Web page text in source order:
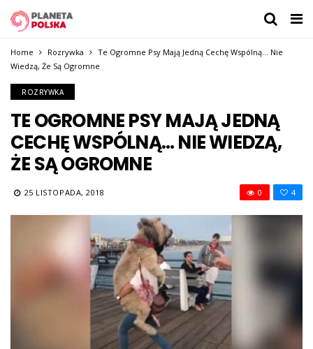
Home Rozrywka
Te Ogromne Psy Mają Jedną Cechę Wspólną… Nie
Wiedzą, Że Są Ogromne
ROZRYWKA
TE OGROMNE PSY MAJĄ JEDNĄ
CECHĘ WSPÓLNĄ… NIE WIEDZĄ,
ŻE SĄ OGROMNE
25 LISTOPADA, 2018 4
0